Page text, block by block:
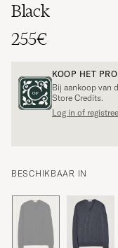
Black
255€
KOOP HET
Bij aankoop van
Store Credits.
Log in of
BESCHIKBAAR IN